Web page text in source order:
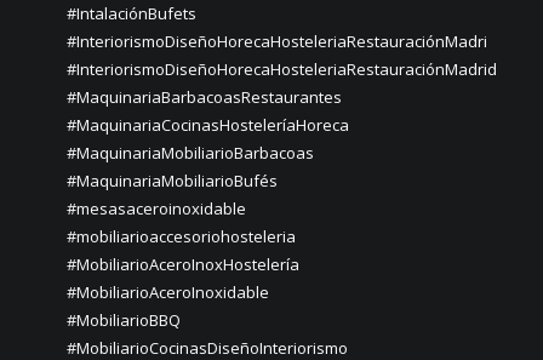
#IntalaciónBufets
#InteriorismoDiseñoHorecaHosteleriaRestauraciónMadri
#InteriorismoDiseñoHorecaHosteleriaRestauraciónMadrid
#MaquinariaBarbacoasRestaurantes
#MaquinariaCocinasHosteleríaHoreca
#MaquinariaMobiliarioBarbacoas
#MaquinariaMobiliarioBufés
#mesasaceroinoxidable
#mobiliarioaccesoriohosteleria
#MobiliarioAceroInoxHostelería
#MobiliarioAceroInoxidable
#MobiliarioBBQ
#MobiliarioCocinasDiseñoInteriorismo